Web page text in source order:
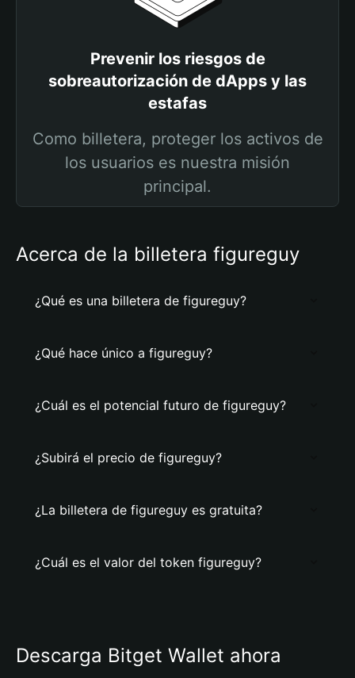
Prevenir los riesgos de
sobreautorización de dApps y las
estafas
Como billetera, proteger los activos de
los usuarios es nuestra misión
principal.
Acerca de la billetera figureguy
¿Qué es una billetera de figureguy?
¿Qué hace único a figureguy?
¿Cuál es el potencial futuro de figureguy?
¿Subirá el precio de figureguy?
¿La billetera de figureguy es gratuita?
¿Cuál es el valor del token figureguy?
Descarga Bitget Wallet ahora